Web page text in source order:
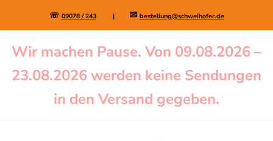
☏ 09078 / 243| ✉ bestellung@schweihofer.de
Wir machen Pause. Von 09.08.2026 –
23.08.2026 werden keine Sendungen
in den Versand gegeben.